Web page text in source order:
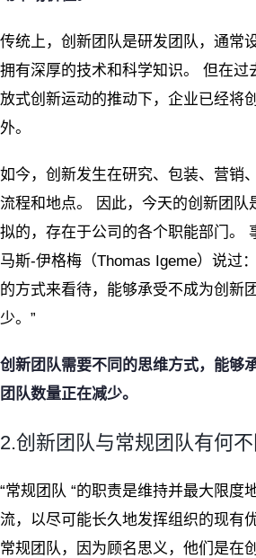
传统上，创新团队是研发团队，通常
拥有深厚的技术和科学知识。 但在过
放式创新运动的推动下，企业已经将
外。
如今，创新发生在研究、包装、营销
流程和地点。 因此，今天的创新团队
拟的，存在于公司的各个职能部门。
马斯-伊格梅（Thomas Igeme）说过
的方式来看待，能够承受不成为创新
少。”
创新团队需要不同的思维方式，能够
团队数量正在减少。
2.创新团队与常规团队有何不
“常规团队 “的职责是维持并最大限度
流，以尽可能长久地发挥组织的现有
常规团队，因为顾名思义，他们是在